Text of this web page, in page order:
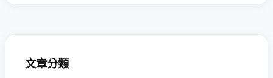
文章分類